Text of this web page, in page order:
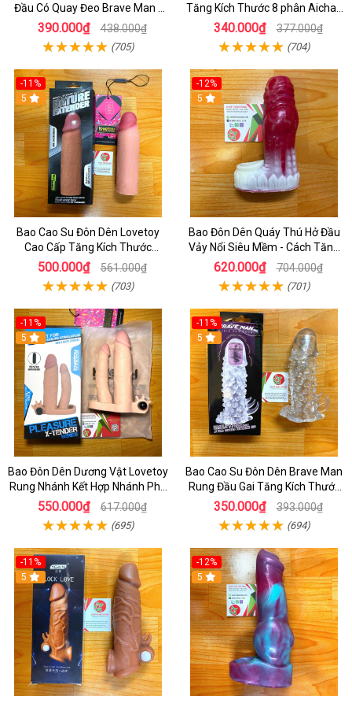
Đầu Có Quay Đeo Brave Man -
Bao Dôn Cao CấP
390.000₫ 438.000₫
(705)
Tăng Kích Thước 8 phân Aichao
Walf Knot LS Cho Nam Có Quay
Đeo Bìu
340.000₫ 377.000₫
(704)
-11%
5
Bao Cao Su Đôn Dên Lovetoy
Cao Cấp Tăng Kích Thước
Dương Vật - Bao Đôn Đên Cao
Cấp Cho Nam
500.000₫ 561.000₫
(703)
-12%
5
Bao Đôn Dên Quáy Thú Hở Đầu
Vảy Nổi Siêu Mềm - Cách Tăng
Kích Thước Dương Vật Bằng Bao
Đôn
620.000₫ 704.000₫
(701)
-11%
5
Bao Đôn Dên Dương Vật Lovetoy
Rung Nhánh Kết Hợp Nhánh Phụ
Chơi Hậu Môn
550.000₫ 617.000₫
(695)
-11%
5
Bao Cao Su Đôn Dên Brave Man
Rung Đầu Gai Tăng Kích Thước
4cm
350.000₫ 393.000₫
(694)
-11%
5
-12%
5